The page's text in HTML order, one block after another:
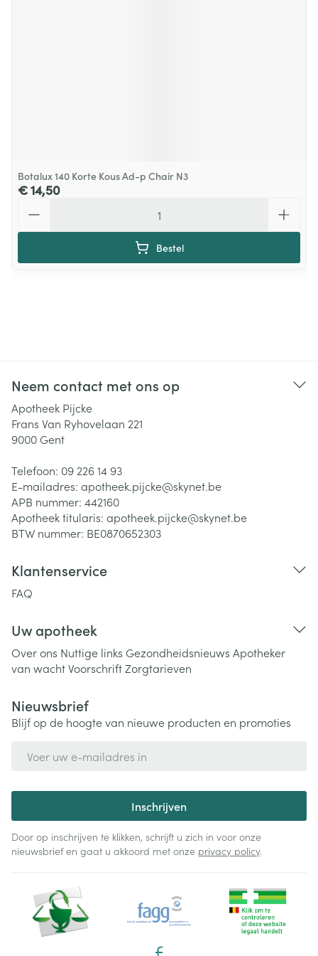
Botalux 140 Korte Kous Ad-p Chair N3
€ 14,50
Bestel
Neem contact met ons op
Apotheek Pijcke
Frans Van Ryhovelaan 221
9000 Gent
Telefoon: 09 226 14 93
E-mailadres: apotheek.pijcke@skynet.be
APB nummer: 442160
Apotheek titularis: apotheek.pijcke@skynet.be
BTW nummer: BE0870652303
Klantenservice
FAQ
Uw apotheek
Over ons Nuttige links Gezondheidsnieuws Apotheker
van wachtVoorschriftZorgtarieven
Nieuwsbrief
Blijf op de hoogte van nieuwe producten en promoties
Inschrijven
Door op inschrijven te klikken, schrijft u zich in voor onze
nieuwsbrief en gaat u akkoord met onze privacy policy.